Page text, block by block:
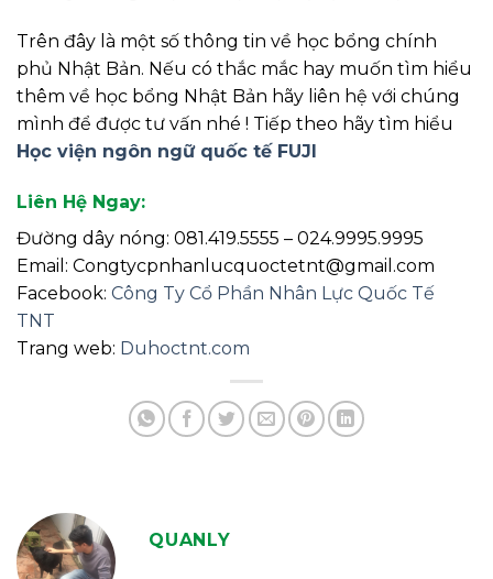
Trên đây là một số thông tin về học bổng chính
phủ Nhật Bản. Nếu có thắc mắc hay muốn tìm hiểu
thêm về học bổng Nhật Bản hãy liên hệ với chúng
mình để được tư vấn nhé ! Tiếp theo hãy tìm hiểu
Học viện ngôn ngữ quốc tế FUJI
Liên Hệ Ngay:
Đường dây nóng: 081.419.5555 – 024.9995.9995
Email: Congtycpnhanlucquoctetnt@gmail.com
Facebook: Công Ty Cổ Phần Nhân Lực Quốc Tế
TNT
Trang web: Duhoctnt.com
QUANLY